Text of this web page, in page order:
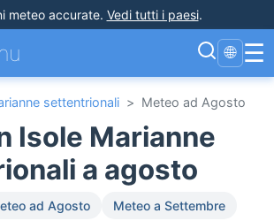
meteo accurate. Vedi tutti i paesi.
nu 🌐 ☰
settentrionali > Meteo ad Agosto
Isole Marianne
a agosto
ad Agosto
Meteo a Settembre